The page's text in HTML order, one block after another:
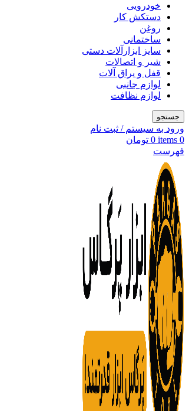
خودرویی
دستکش کار
روغن
ساختمانی
سایز ابزارآلات دستی
شیر و اتصالات
قفل و یراق آلات
لوازم جانبی
لوازم نظافت
جستجو
ورود به سیستم / ثبت نام
0
items
0 تومان
فهرست